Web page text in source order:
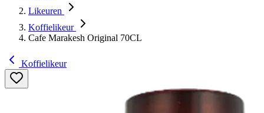
Likeuren
Koffielikeur
Cafe Marakesh Original 70CL
Koffielikeur